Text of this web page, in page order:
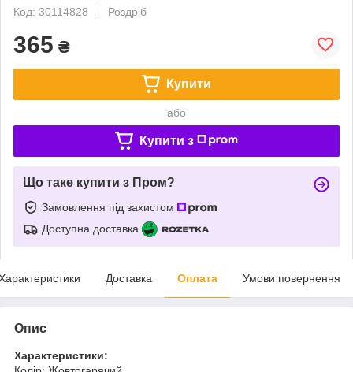
Код: 30114828
Роздріб
365 ₴
Купити
або
Купити з
Що таке купити з Пром?
Замовлення під захистом
Доступна доставка
Доставка Оплата Умови повернення
Опис
Характеристики: